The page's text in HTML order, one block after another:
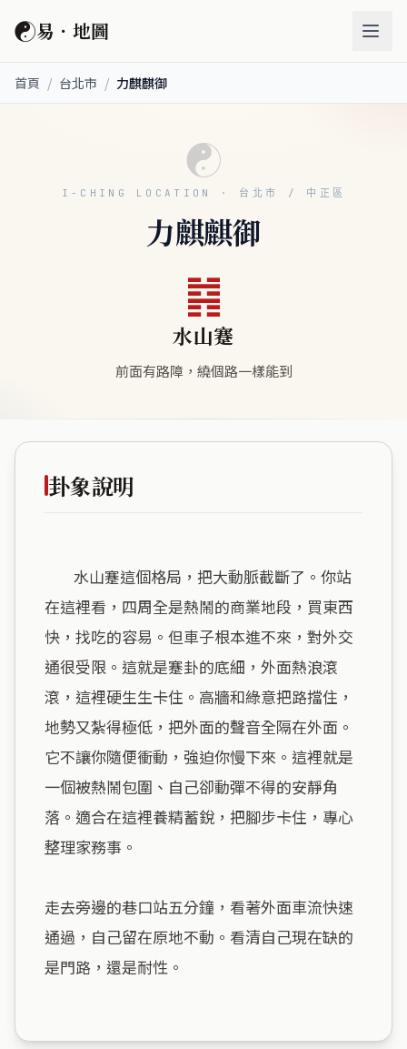
☯易．地圖
首頁 / 台北市 / 力麒麒御
☯
I-CHING LOCATION · 台北市 / 中正區
力麒麒御
䷦
水山蹇
前面有路障，繞個路一樣能到
卦象說明
在這裡看，四周全是熱鬧的商業地段，買東西
快，找吃的容易。但車子根本進不來，對外交
通很受限。這就是蹇卦的底細，外面熱浪滾
滾，這裡硬生生卡住。高牆和綠意把路擋住，
地勢又紮得極低，把外面的聲音全隔在外面。
它不讓你隨便衝動，強迫你慢下來。這裡就是
一個被熱鬧包圍、自己卻動彈不得的安靜角
落。適合在這裡養精蓄銳，把腳步卡住，專心
整理家務事。
走去旁邊的巷口站五分鐘，看著外面車流快速
通過，自己留在原地不動。看清自己現在缺的
是門路，還是耐性。